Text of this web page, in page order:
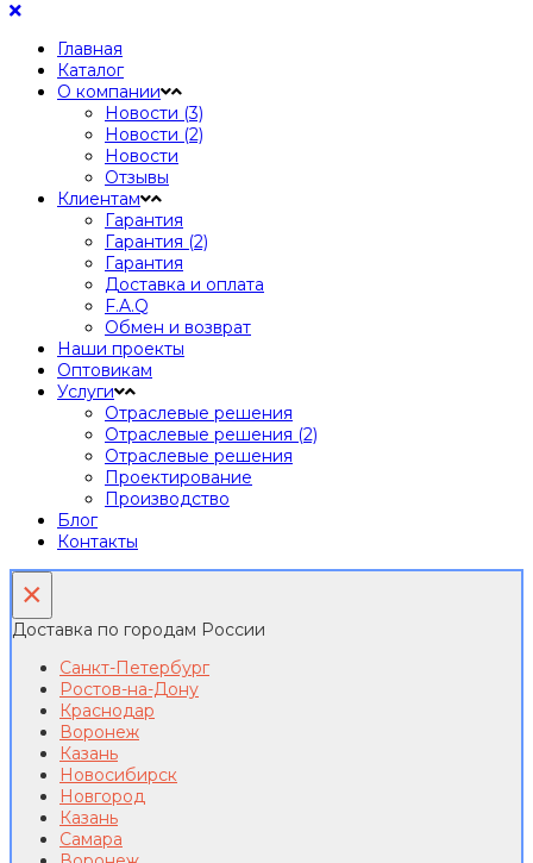
Главная
Каталог
О компании
Новости (3)
Новости (2)
Новости
Отзывы
Клиентам
Гарантия
Гарантия (2)
Гарантия
Доставка и оплата
F.A.Q
Обмен и возврат
Наши проекты
Оптовикам
Услуги
Отраслевые решения
Отраслевые решения (2)
Отраслевые решения
Проектирование
Производство
Блог
Контакты
×
Доставка по городам России
Санкт-Петербург
Ростов-на-Дону
Краснодар
Воронеж
Казань
Новосибирск
Новгород
Казань
Самара